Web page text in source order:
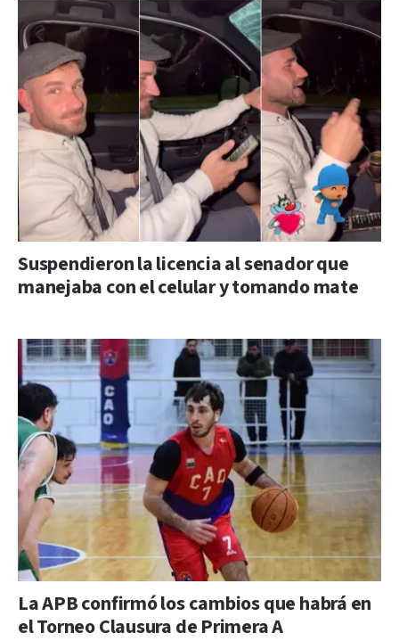
Suspendieron la licencia al senador que
manejaba con el celular y tomando mate
La APB confirmó los cambios que habrá en
el Torneo Clausura de Primera A